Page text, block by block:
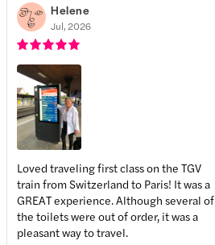
Helene
Jul, 2026
Loved traveling first class on the TGV
train from Switzerland to Paris! It was a
GREAT experience. Although several of
the toilets were out of order, it was a
pleasant way to travel.